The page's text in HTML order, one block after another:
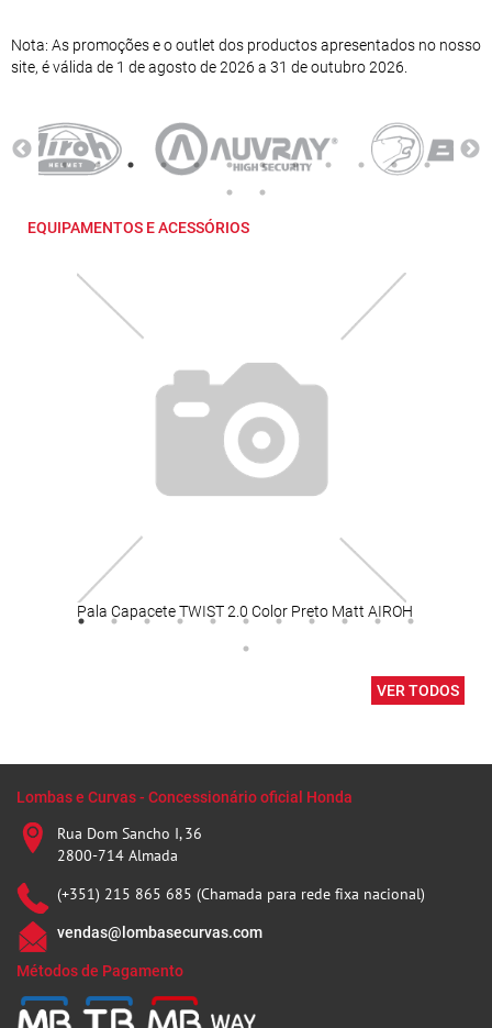
Nota: As promoções e o outlet dos productos apresentados no nosso
site, é válida de 1 de agosto de 2026 a 31 de outubro 2026.
EQUIPAMENTOS E ACESSÓRIOS
Pala Capacete TWIST 2.0 Color Preto Matt AIROH
VER TODOS
Lombas e Curvas - Concessionário oficial Honda
Rua Dom Sancho I, 36
2800-714 Almada
(+351) 215 865 685 (Chamada para rede fixa nacional)
vendas@lombasecurvas.com
Métodos de Pagamento